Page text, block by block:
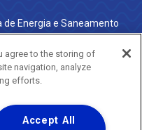
de Energia e Saneamento
Janeiro
(WhatsApp) ·
agree to the storing of
navigation, analyze
efforts.
Accept All